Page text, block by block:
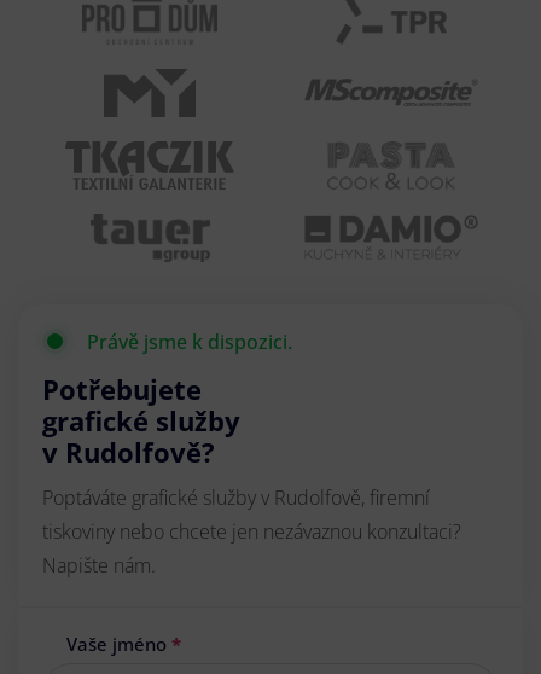
Právě jsme k dispozici.
Potřebujete
grafické služby
v Rudolfově?
Poptáváte grafické služby v Rudolfově, firemní
tiskoviny nebo chcete jen nezávaznou konzultaci?
Napište nám.
Vaše jméno *